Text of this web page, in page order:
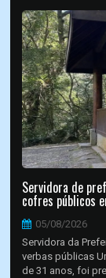
Servidora de
cofres públicos
05/08/2026
Servidora da
verbas públicas
de 31 anos, foi